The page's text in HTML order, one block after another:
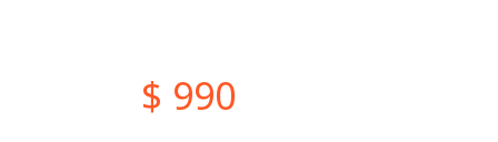
$ 990